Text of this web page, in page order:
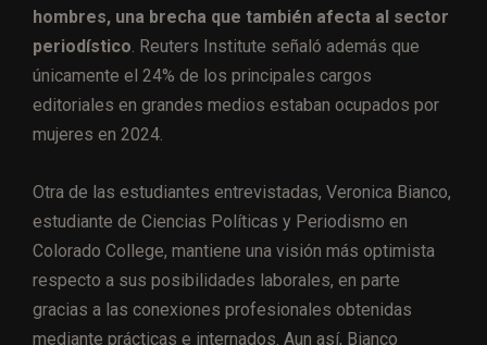
hombres, una brecha que también afecta al sector
periodístico. Reuters Institute señaló además que
únicamente el 24% de los principales cargos
editoriales en grandes medios estaban ocupados por
mujeres en 2024.
Otra de las estudiantes entrevistadas, Veronica Bianco,
estudiante de Ciencias Políticas y Periodismo en
Colorado College, mantiene una visión más optimista
respecto a sus posibilidades laborales, en parte
gracias a las conexiones profesionales obtenidas
mediante prácticas e internados. Aun así, Bianco